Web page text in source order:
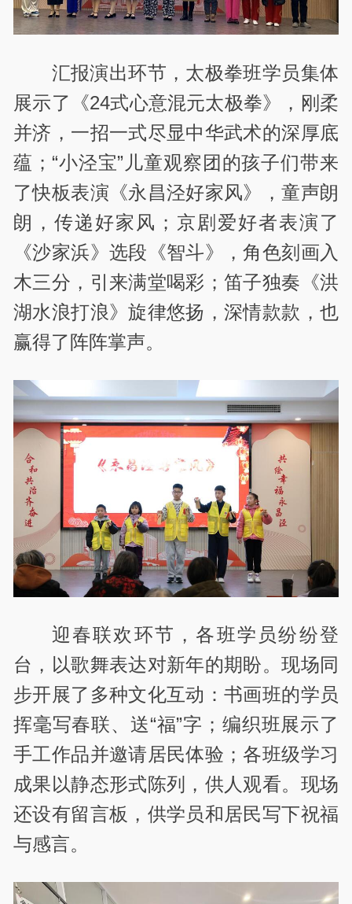
汇报演出环节，太极拳班学员集体
展示了《24式心意混元太极拳》，刚柔
并济，一招一式尽显中华武术的深厚底
蕴；“小泾宝”儿童观察团的孩子们带来
了快板表演《永昌泾好家风》，童声朗
朗，传递好家风；京剧爱好者表演了
《沙家浜》选段《智斗》，角色刻画入
木三分，引来满堂喝彩；笛子独奏《洪
湖水浪打浪》旋律悠扬，深情款款，也
赢得了阵阵掌声。
迎春联欢环节，各班学员纷纷登
台，以歌舞表达对新年的期盼。现场同
步开展了多种文化互动：书画班的学员
挥毫写春联、送“福”字；编织班展示了
手工作品并邀请居民体验；各班级学习
成果以静态形式陈列，供人观看。现场
还设有留言板，供学员和居民写下祝福
与感言。